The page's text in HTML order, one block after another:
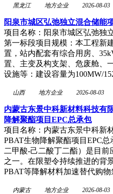
黑龙江 地方企业 2026-08-03
阳泉市城区弘弛独立混合储能
项目名称：阳泉市城区弘弛独
第一标段项目规模：本工程新
置，站内配套有综合用房、
置、主变及构支架、危废舱、
设施等：建设容量为100MW/
山西 地方企业 2026-08-03
内蒙古东景中科新材料科技有
降解聚酯项目EPC总承包
项目名称：内蒙古东景中科新
PBAT生物降解聚酯项目EPC
二甲酸-己二酸丁二酯）是目
之一。在限塑令持续推进的背
PBAT等降解材料加速替代购物
内蒙古 地方企业 2026-08-03